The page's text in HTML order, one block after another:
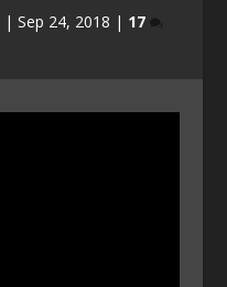
| Sep 24, 2018 | 17